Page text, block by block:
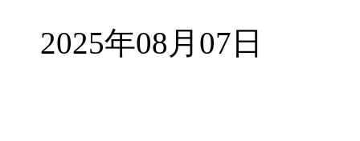
2025年08月07日